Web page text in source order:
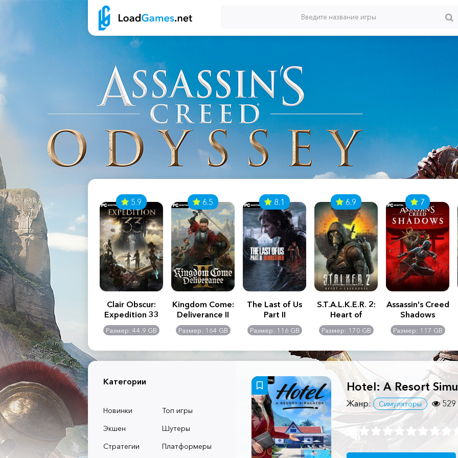
2:
-
GB
Assassin's Creed
Shadows
Размер: 117 GB
5.9
Clair Obscur:
Expedition 33
Размер: 44.9 GB
6.5
Kingdom Come:
Deliverance II
Размер: 164 GB
8.1
The Last of Us
Part II
Remastered
Размер: 116 GB
6.9
S.T.A.L.K.E.R. 2:
Heart of
Chernobyl -
Ultimate Edition
Размер: 170 GB
7
Assassin's Creed
Shadows
Размер: 117 GB
Категории
Новинки
Топ игры
Экшен
Шутеры
Стратегии
Платформеры
Hotel: A Resort
Жанр: Симуляторы 529